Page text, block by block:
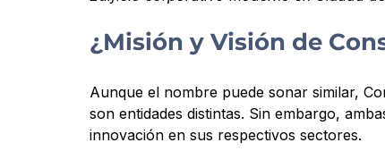
¿Misión y Visión de
Aunque el nombre puede sonar similar,
son entidades distintas. Sin embargo,
innovación en sus respectivos sectores.